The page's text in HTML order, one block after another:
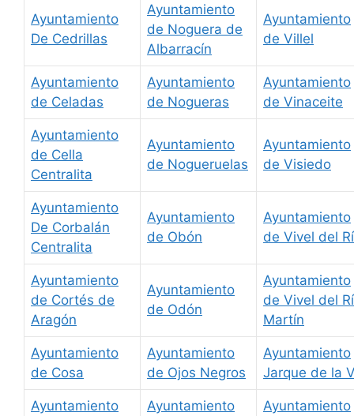
Ayuntamiento
De Cedrillas
Ayuntamiento
de Noguera de
Albarracín
Ayuntamiento
de Villel
Ayuntamiento
de Celadas
Ayuntamiento
de Nogueras
Ayuntamiento
de Vinaceite
Ayuntamiento
de Cella
Centralita
Ayuntamiento
de Nogueruelas
Ayuntamiento
de Visiedo
Ayuntamiento
De Corbalán
Centralita
Ayuntamiento
de Obón
Ayuntamiento
de Vivel del
Ayuntamiento
de Cortés de
Aragón
Ayuntamiento
de Odón
Ayuntamiento
de Vivel del
Martín
Ayuntamiento
de Cosa
Ayuntamiento
de Ojos Negros
Ayuntamiento
Jarque de la
Ayuntamiento
Ayuntamiento
Ayuntamiento